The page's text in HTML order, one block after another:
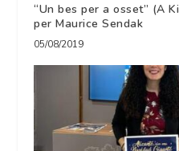
“Un bes per a osset” (A
per Maurice Sendak
05/08/2019